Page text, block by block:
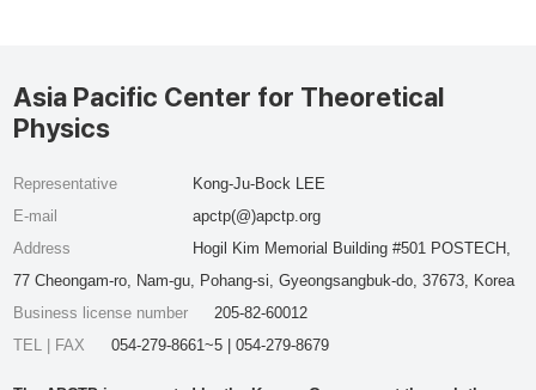
Asia Pacific Center for Theoretical
Physics
Representative
Kong-Ju-Bock LEE
E-mail
apctp(@)apctp.org
Address
Hogil Kim Memorial Building #501 POSTECH,
77 Cheongam-ro, Nam-gu, Pohang-si, Gyeongsangbuk-do, 37673, Korea
Business license number
205-82-60012
TEL | FAX
054-279-8661~5 | 054-279-8679